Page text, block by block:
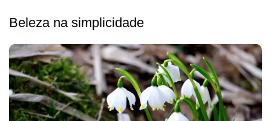
Beleza na simplicidade